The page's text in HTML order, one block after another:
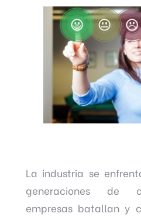
La industria se
generaciones de
empresas batallan y